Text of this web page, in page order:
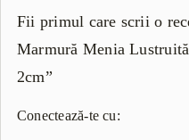
Fii primul care scrii o
Marmură Menia
2cm”
Conectează-te cu: